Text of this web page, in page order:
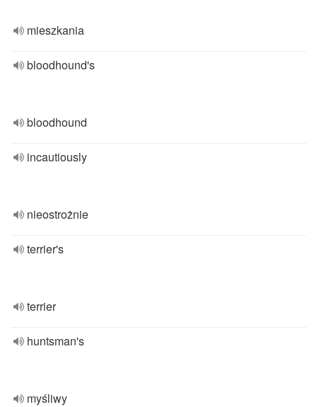
mieszkania
bloodhound's
bloodhound
incautiously
nieostrożnie
terrier's
terrier
huntsman's
myśliwy